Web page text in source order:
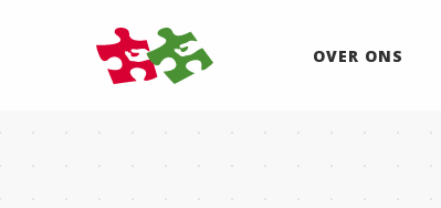
OVER ONS